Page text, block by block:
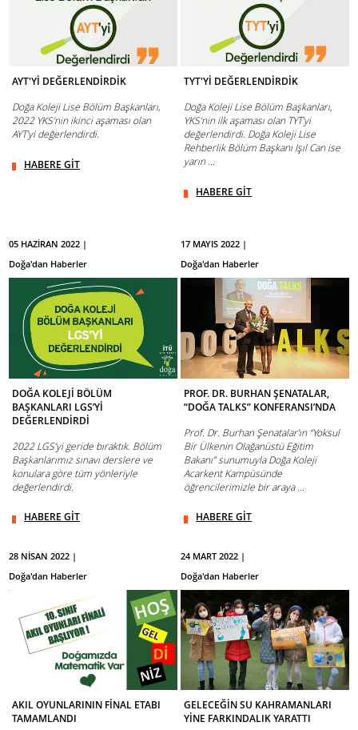
AYT'Yİ DEĞERLENDİRDİK
Doğa Koleji Lise Bölüm Başkanları,
2022 YKS’nin ikinci aşaması olan
AYT’yi değerlendirdi.
HABERE GİT
TYT'Yİ DEĞERLENDİRDİK
Doğa Koleji Lise Bölüm Başkanları,
YKS’nin ilk aşaması olan TYT’yi
değerlendirdi. Doğa Koleji Lise
Rehberlik Bölüm Başkanı Işıl Can ise
yarın ...
HABERE GİT
05 HAZİRAN 2022 |
Doğa'dan Haberler
DOĞA KOLEJİ BÖLÜM
BAŞKANLARI LGS’Yİ
DEĞERLENDİRDİ
2022 LGS’yi geride bıraktık. Bölüm
Başkanlarımız sınavı derslere ve
konulara göre tüm yönleriyle
değerlendirdi.
HABERE GİT
17 MAYIS 2022 |
Doğa'dan Haberler
PROF. DR. BURHAN ŞENATALAR,
“DOĞA TALKS” KONFERANSI’NDA
Prof. Dr. Burhan Şenatalar’ın “Yoksul
Bir Ülkenin Olağanüstü Eğitim
Bakanı” sunumuyla Doğa Koleji
Acarkent Kampüsünde
öğrencilerimizle bir araya ...
HABERE GİT
28 NİSAN 2022 |
Doğa'dan Haberler
AKIL OYUNLARININ FİNAL ETABI
TAMAMLANDI
24 MART 2022 |
Doğa'dan Haberler
GELECEĞİN SU KAHRAMANLARI
YİNE FARKINDALIK YARATTI